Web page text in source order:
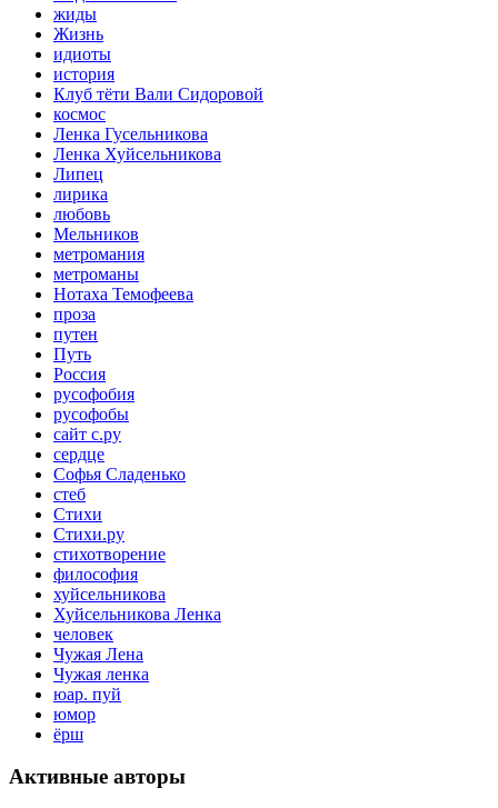
жиды
Жизнь
идиоты
история
Клуб тёти Вали Сидоровой
космос
Ленка Гусельникова
Ленка Хуйсельникова
Липец
лирика
любовь
Мельников
метромания
метроманы
Нотаха Темофеева
проза
путен
Путь
Россия
русофобия
русофобы
сайт с.ру
сердце
Софья Сладенько
стеб
Стихи
Стихи.ру
стихотворение
философия
хуйсельникова
Хуйсельникова Ленка
человек
Чужая Лена
Чужая ленка
юар. пуй
юмор
ёрш
Активные авторы